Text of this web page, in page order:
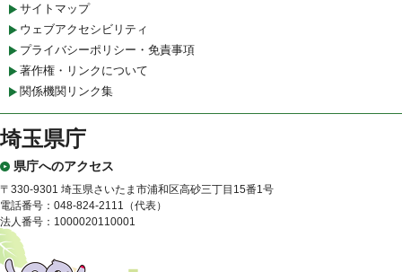
サイトマップ
ウェブアクセシビリティ
プライバシーポリシー・免責事項
著作権・リンクについて
関係機関リンク集
埼玉県庁
県庁へのアクセス
〒330-9301 埼玉県さいたま市浦和区高砂三丁目15番1号
電話番号：048-824-2111（代表）
法人番号：1000020110001